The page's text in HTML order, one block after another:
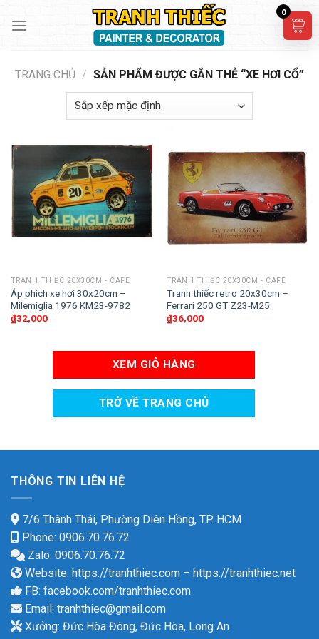
TRANG CHỦ / SẢN PHẨM ĐƯỢC GẮN THẺ “XE HƠI CỔ”
TRANH THIẾC 20X30CM - CAFE
Áp phích xe hơi 30x20cm –
Milemiglia 1976 KM23-9782
₫32,000
TRANH THIẾC 20X30CM - CAFE
Tranh thiếc retro 20x30cm –
Ferrari 250 GT Z23-M25
₫36,000
XEM GIỎ HÀNG
TRỞ VỀ TRANG CHỦ
THÔNG TIN LIÊN HỆ
7/6 Thành Thái, Phường Diên Hồng, TP. HCM
Phone: 0906.70.76.72
Zalo: 0906.70.76.72
Website: https://tranhthiec.com – https://tranhthiec.net
FB: facebook.com/tranhthiec.com
Email: tranhthiec@gmail.com
Xưởng: Đức Hòa Đông, Đức Hòa, Long An
0